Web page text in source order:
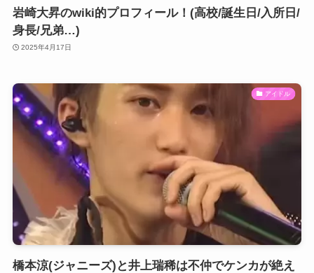
岩崎大昇のwiki的プロフィール！(高校/誕生日/入所日/
身長/兄弟…)
2025年4月17日
アイドル
橋本涼(ジャニーズ)と井上瑞稀は不仲でケンカが絶え